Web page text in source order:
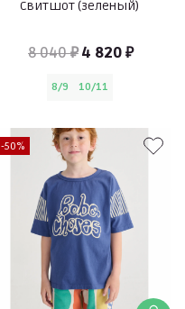
Свитшот (зеленый)
8 040 ₽ 4 820 ₽
8/9 10/11
-50%